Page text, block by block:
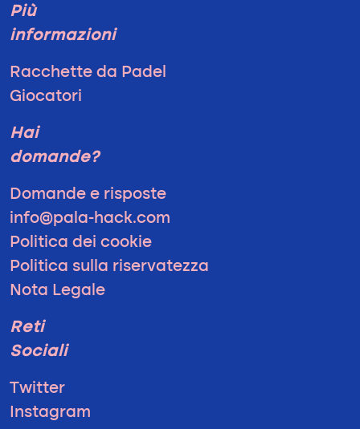
Più
informazioni
Racchette da Padel
Giocatori
Hai
domande?
Domande e risposte
info@pala-hack.com
Politica dei cookie
Politica sulla riservatezza
Nota Legale
Reti
Sociali
Twitter
Instagram